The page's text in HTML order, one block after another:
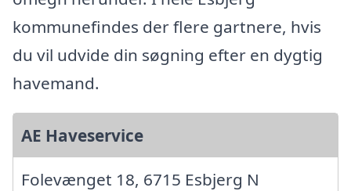
kommunefindes der flere gartnere, hvis
du vil udvide din søgning efter en dygtig
havemand.
AE Haveservice
Folevænget 18, 6715 Esbjerg N